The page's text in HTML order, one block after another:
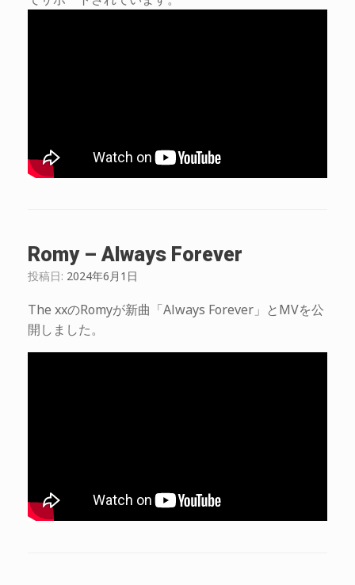
Romy – Always Forever
投稿日: 2024年6月1日
The xxのRomyが新曲「Always Forever」とMVを公
開しました。